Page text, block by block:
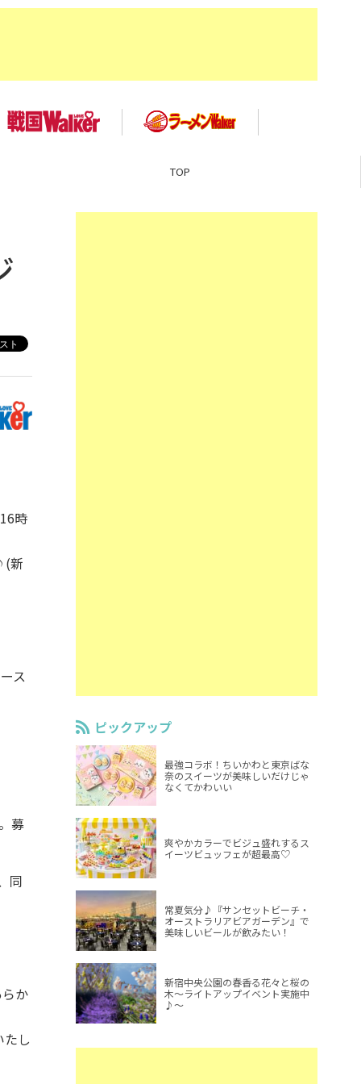
TOP
時
新
ス
募
同
か
し
ピックアップ
最強コラボ！ちいかわと東京ばな
奈のスイーツが美味しいだけじゃ
なくてかわいい
爽やかカラーでビジュ盛れするス
イーツビュッフェが超最高♡
常夏気分♪『サンセットビーチ・
オーストラリアビアガーデン』で
美味しいビールが飲みたい！
新宿中央公園の春香る花々と桜の
木～ライトアップイベント実施中
♪～